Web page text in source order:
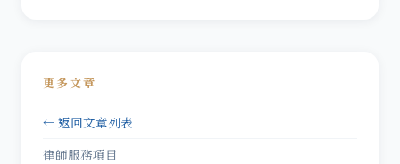
更多文章
← 返回文章列表
律師服務項目